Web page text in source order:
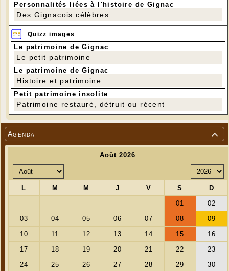

Agenda
Personnalités liées à l'histoire de Gignac
Des Gignacois célèbres
Quizz images
Le patrimoine de Gignac
Le petit patrimoine
Le patrimoine de Gignac
Histoire et patrimoine
Petit patrimoine insolite
Patrimoine restauré, détruit ou récent